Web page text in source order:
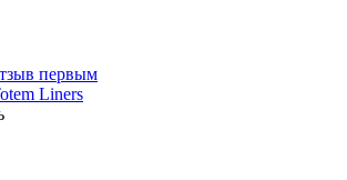
первым
Liners